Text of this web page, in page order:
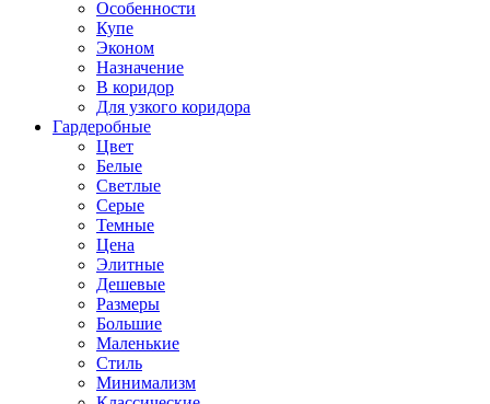
Особенности
Купе
Эконом
Назначение
В коридор
Для узкого коридора
Гардеробные
Цвет
Белые
Светлые
Серые
Темные
Цена
Элитные
Дешевые
Размеры
Большие
Маленькие
Стиль
Минимализм